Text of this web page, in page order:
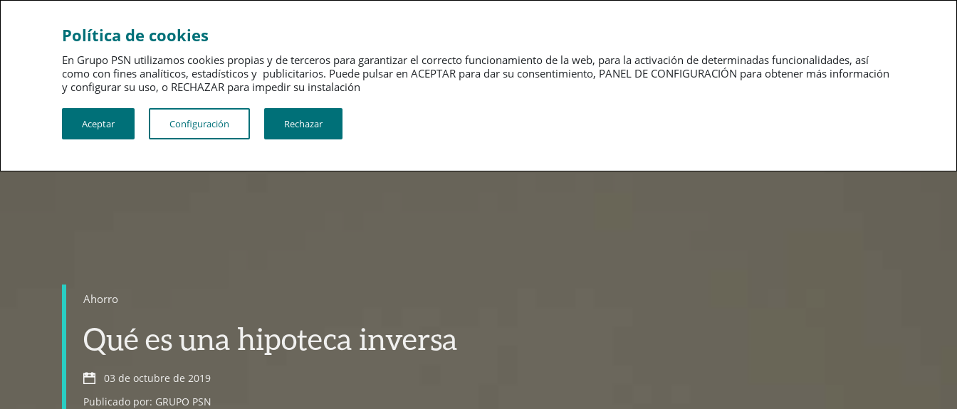
Ahorro
Ahorro
Qué es una hipoteca inversa
03 de octubre de 2019
Publicado por: GRUPO PSN
Política de cookies
En Grupo PSN utilizamos cookies propias y de terceros para garantizar el correcto funcionamiento de la web, para la activación de determinadas funcionalidades, así
como con fines analíticos, estadísticos y publicitarios. Puede pulsar en ACEPTAR para dar su consentimiento, PANEL DE CONFIGURACIÓN para obtener más información
y configurar su uso, o RECHAZAR para impedir su instalación​​​​​​​
Aceptar Configuración Rechazar